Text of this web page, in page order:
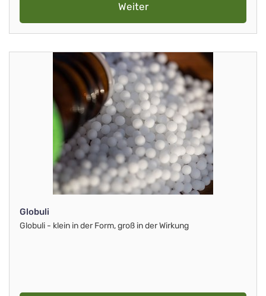
Weiter
Globuli
Globuli - klein in der Form, groß in der Wirkung